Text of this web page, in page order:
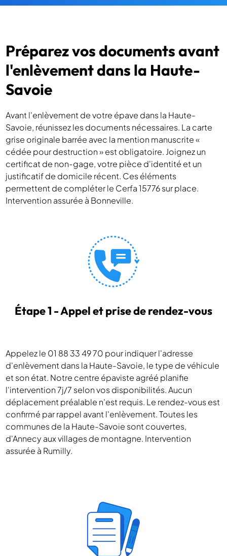
Préparez vos documents avant
l'enlèvement dans la Haute-
Savoie
Avant l'enlèvement de votre épave dans la Haute-
Savoie, réunissez les documents nécessaires. La carte
grise originale barrée avec la mention manuscrite «
cédée pour destruction » est obligatoire. Joignez un
certificat de non-gage, votre pièce d'identité et un
justificatif de domicile récent. Ces éléments
permettent de compléter le Cerfa 15776 sur place.
Intervention assurée à Bonneville.
Étape 1 - Appel et prise de rendez-vous
Appelez le 01 88 33 49 70 pour indiquer l'adresse
d'enlèvement dans la Haute-Savoie, le type de véhicule
et son état. Notre centre épaviste agréé planifie
l'intervention 7j/7 selon vos disponibilités. Aucun
déplacement préalable n'est requis. Le rendez-vous est
confirmé par rappel avant l'enlèvement. Toutes les
communes de la Haute-Savoie sont couvertes,
d'Annecy aux villages de montagne. Intervention
assurée à Rumilly.